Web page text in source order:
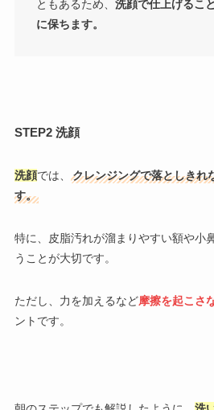
ともあるため、 洗顔で仕上げるこ
に保ちます。
STEP2 洗顔
洗顔では、
クレンジングで落としきれ
す。
特に、皮脂汚れが溜まりやすい額や小
うことが大切です。
ただし、力を加えるなど摩擦を起こさ
ントです。